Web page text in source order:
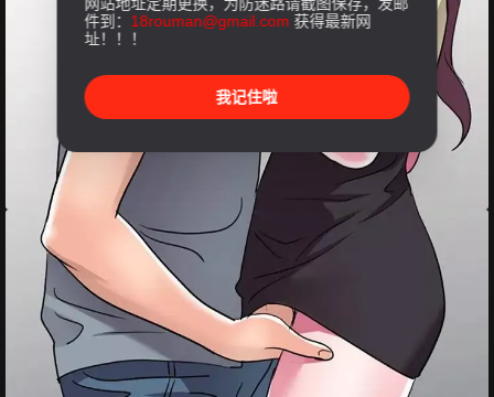
件到： 18rouman@gmail.com 获得最新网
址！！！
我记住啦